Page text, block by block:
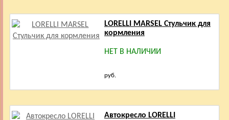
LORELLI MARSEL Стульчик для
кормления
НЕТ В НАЛИЧИИ
руб.
Автокресло LORELLI